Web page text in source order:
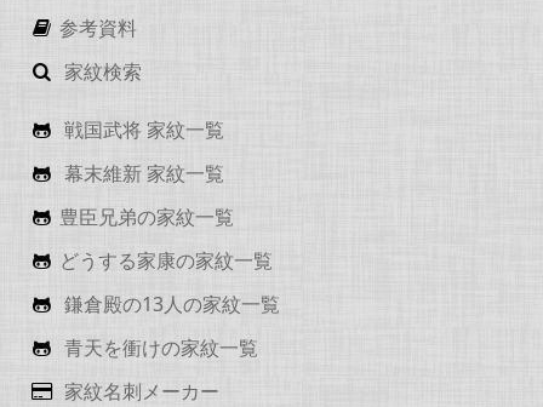
参考資料
家紋検索
戦国武将 家紋一覧
幕末維新 家紋一覧
豊臣兄弟の家紋一覧
どうする家康の家紋一覧
鎌倉殿の13人の家紋一覧
青天を衝けの家紋一覧
家紋名刺メーカー